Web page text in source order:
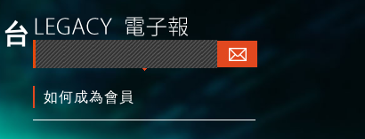
如何成為會員